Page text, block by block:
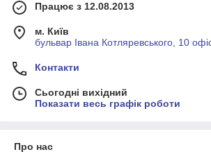
Працює з 12.08.2013
м. Київ
бульвар Івана Котляревського, 10
Контакти
Сьогодні вихідний
Показати весь графік роботи
Про нас